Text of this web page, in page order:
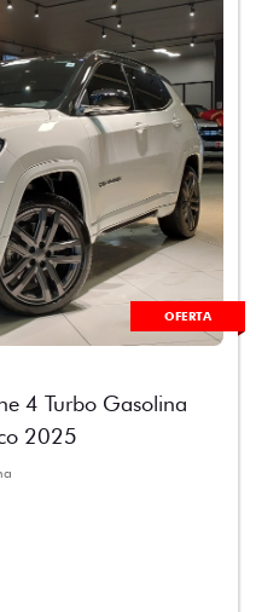
OFERTA
4 Turbo Gasolina
2025